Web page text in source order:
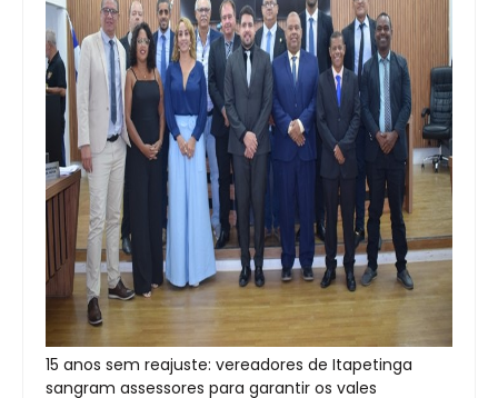
15 anos sem reajuste: vereadores de Itapetinga
sangram assessores para garantir os vales